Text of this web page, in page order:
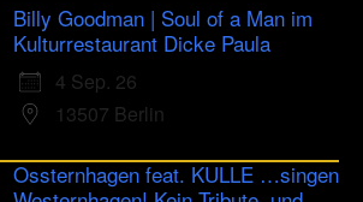
Billy Goodman | Soul of a Man im
Kulturrestaurant Dicke Paula
4 Sep. 26
13507 Berlin
Ossternhagen feat. KULLE …singen